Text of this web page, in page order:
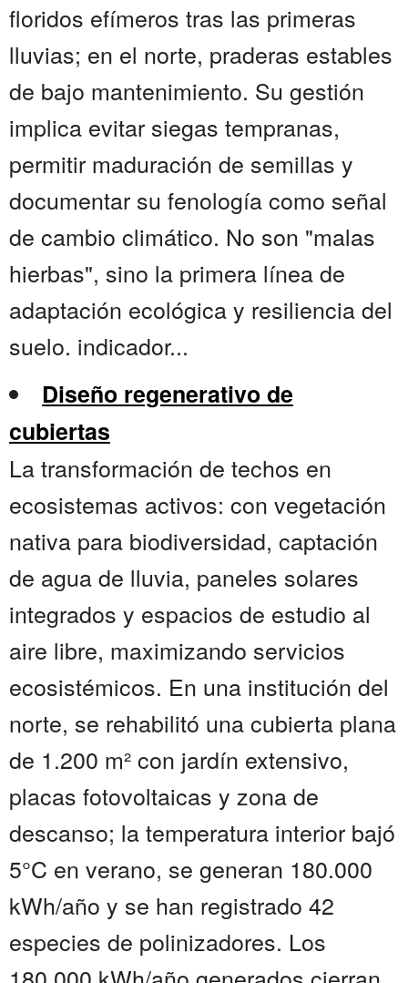
floridos efímeros tras las primeras
lluvias; en el norte, praderas estables
de bajo mantenimiento. Su gestión
implica evitar siegas tempranas,
permitir maduración de semillas y
documentar su fenología como señal
de cambio climático. No son "malas
hierbas", sino la primera línea de
adaptación ecológica y resiliencia del
suelo. indicador...
Diseño regenerativo de
cubiertas
La transformación de techos en
ecosistemas activos: con vegetación
nativa para biodiversidad, captación
de agua de lluvia, paneles solares
integrados y espacios de estudio al
aire libre, maximizando servicios
ecosistémicos. En una institución del
norte, se rehabilitó una cubierta plana
de 1.200 m² con jardín extensivo,
placas fotovoltaicas y zona de
descanso; la temperatura interior bajó
5°C en verano, se generan 180.000
kWh/año y se han registrado 42
especies de polinizadores. Los